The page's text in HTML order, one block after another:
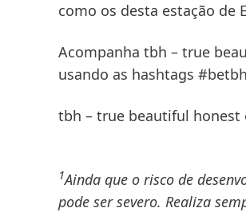
como os desta estação de
Acompanha tbh – true
usando as hashtags #betbh
tbh – true beautiful honest
1Ainda que o risco de
pode ser severo. Realiza